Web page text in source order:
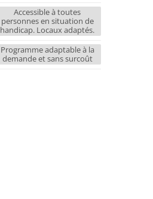
Accessible à toutes
personnes en situation de
handicap. Locaux adaptés.
Programme adaptable à la
demande et sans surcoût